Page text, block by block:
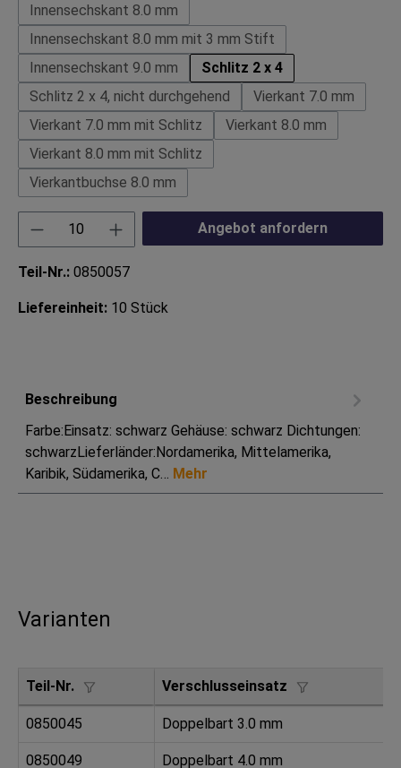
Innensechskant 8.0 mm
Innensechskant 8.0 mm mit 3 mm Stift
Innensechskant 9.0 mm
Schlitz 2 x 4
Schlitz 2 x 4, nicht durchgehend
Vierkant 7.0 mm
Vierkant 7.0 mm mit Schlitz
Vierkant 8.0 mm
Vierkant 8.0 mm mit Schlitz
Vierkantbuchse 8.0 mm
Produkt Anzahl: Gib den gewünschten
Angebot anfordern
Teil-Nr.: 0850057
Liefereinheit: 10 Stück
Beschreibung
Farbe:Einsatz: schwarz Gehäuse: schwarz Dichtungen:
schwarzLieferländer:Nordamerika, Mittelamerika,
Karibik, Südamerika, C… Mehr
Varianten
Teil-Nr. Verschlusseinsatz
0850045 Doppelbart 3.0 mm
0850049 Doppelbart 4.0 mm